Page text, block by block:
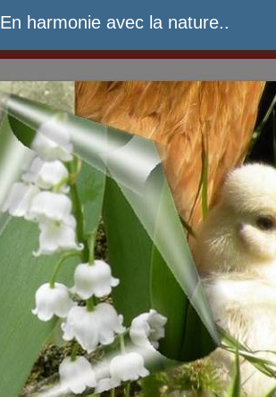
En harmonie avec la nature..